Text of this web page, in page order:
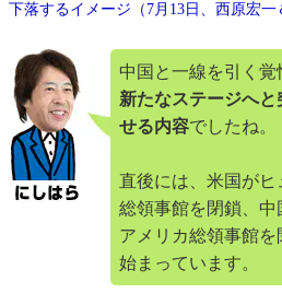
下落するイメージ（7月13日、西原宏一
中国と一線を引く覚
新たなステージへ
せる内容でしたね。
直後には、米国が
総領事館を閉鎖、
アメリカ総領事館
始まっています。